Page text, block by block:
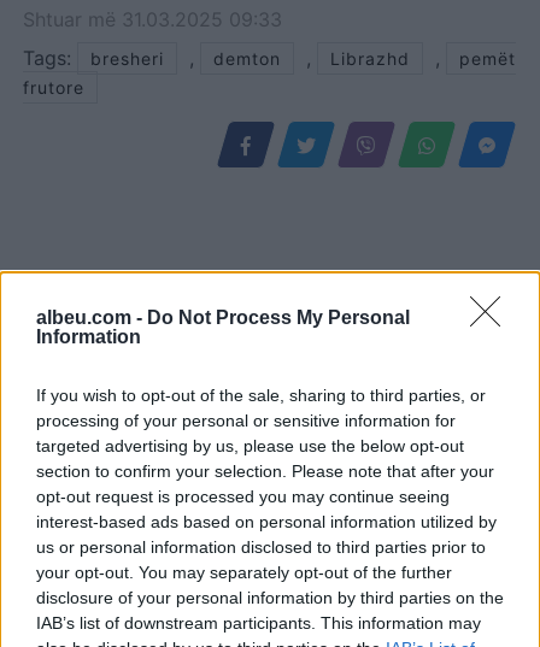
albeu.com - Do Not Process My Personal
Information
If you wish to opt-out of the sale, sharing to third parties, or
processing of your personal or sensitive information for
targeted advertising by us, please use the below opt-out
section to confirm your selection. Please note that after your
opt-out request is processed you may continue seeing
interest-based ads based on personal information utilized by
us or personal information disclosed to third parties prior to
your opt-out. You may separately opt-out of the further
disclosure of your personal information by third parties on the
IAB’s list of downstream participants. This information may
Shtuar më 31.03.2025 09:33
Tags:
bresheri , demton , Librazhd ,
pemët
frutore
Reforma territoriale/
Cërriku hap konsultimet
publike, Doka: Qëndrimi
do të bazohet te zëri i
qytetarëve, jo te
përplasjet politike
Ilir Beqaj doli nga burgu,
vajza e ish-ministrit të
Shëndetësisë heq dorë
nga shtetësia shqiptare